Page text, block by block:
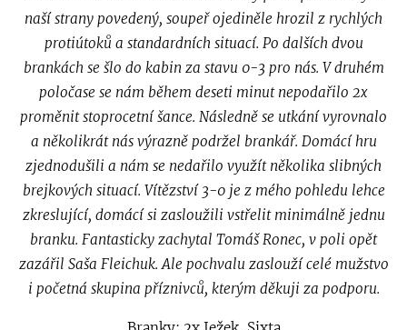
naší strany povedený, soupeř ojediněle hrozil z rychlých
protiútoků a standardních situací. Po dalších dvou
brankách se šlo do kabin za stavu 0-3 pro nás. V druhém
poločase se nám během deseti minut nepodařilo 2x
proměnit stoprocetní šance. Následně se utkání vyrovnalo
a několikrát nás výrazně podržel brankář. Domácí hru
zjednodušili a nám se nedařilo využít několika slibných
brejkových situací. Vítězství 3-0 je z mého pohledu lehce
zkreslující, domácí si zasloužili vstřelit minimálně jednu
branku. Fantasticky zachytal Tomáš Ronec, v poli opět
zazářil Saša Fleichuk. Ale pochvalu zaslouží celé mužstvo
i početná skupina příznivců, kterým děkuji za podporu.